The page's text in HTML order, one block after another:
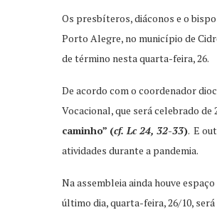
Os presbíteros, diáconos e o
Porto Alegre, no município de
de término nesta quarta-feira, 26.
De acordo com o coordenador
Vocacional, que será celebrado de
caminho” (cf. Lc 24, 32-33). E
atividades durante a pandemia.
Na assembleia ainda houve
último dia, quarta-feira, 26/10,